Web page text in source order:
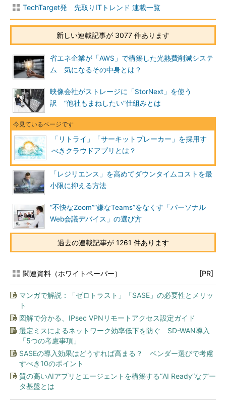
TechTarget発 先取りITトレンド 連載一覧
新しい連載記事が 3077 件あります
省エネ企業が「AWS」で構築した光熱費削減システ
ム 気になるその中身とは？
映像会社がストレージに「StorNext」を使う
訳 “他社もまねしたい”仕組みとは
「リトライ」「サーキットプレーカー」を採用す
べきクラウドアプリとは？
「レジリエンス」を高めてダウンタイムコストを最
小限に抑える方法
“不快なZoom”“嫌なTeams”をなくす「パーソナル
Web会議デバイス」の選び方
過去の連載記事が 1261 件あります
関連資料（ホワイトペーパー） [PR]
マンガで解説：「ゼロトラスト」「SASE」の必要性とメリッ
ト
図解で分かる、IPsec VPNリモートアクセス設定ガイド
選定ミスによるネットワーク効率低下を防ぐ SD-WAN導入
「5つの考慮事項」
SASEの導入効果はどうすれば高まる？ ベンダー選びで考慮
すべき10のポイント
質の高いAIアプリとエージェントを構築する“AI Ready”なデー
タ基盤とは